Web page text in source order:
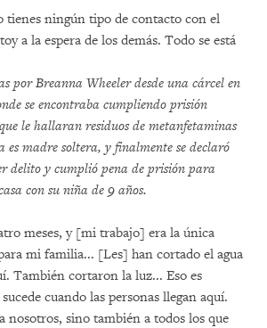
tienes ningún tipo de contacto con el
a la espera de los demás. Todo se está
por Breanna Wheeler desde una cárcel en
se encontraba cumpliendo prisión
le hallaran residuos de metanfetaminas
es madre soltera, y finalmente se declaró
delito y cumplió pena de prisión para
con su niña de 9 años.
meses, y [mi trabajo] era la única
mi familia... [Les] han cortado el agua
También cortaron la luz... Eso es
cuando las personas llegan aquí.
nosotros, sino también a todos los que